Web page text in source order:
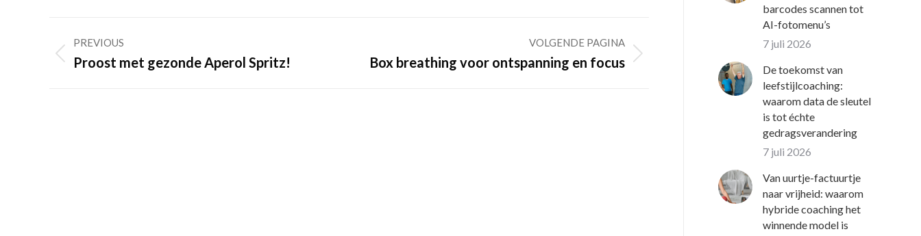
navigation
PREVIOUS
Previous
Proost met gezonde Aperol Spritz!
VOLGENDE PAGINA
Volgende
Box breathing voor ontspanning en focus
barcodes scannen tot
AI-fotomenu’s
7 juli 2026
De toekomst van
leefstijlcoaching:
waarom data de sleutel
is tot échte
gedragsverandering
7 juli 2026
Van uurtje-factuurtje
naar vrijheid: waarom
hybride coaching het
winnende model is